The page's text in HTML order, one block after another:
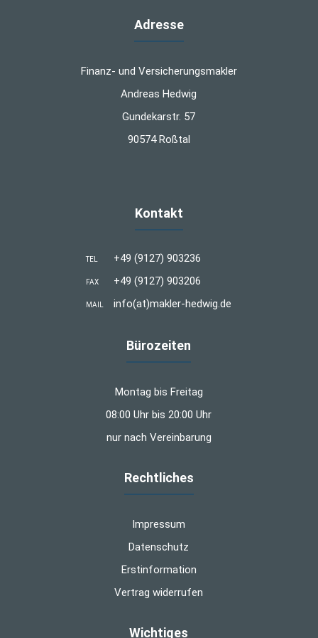
Adresse
Finanz- und Versicherungsmakler
Andreas Hedwig
Gundekarstr. 57
90574 Roßtal
Kontakt
TEL +49 (9127) 903236
FAX +49 (9127) 903206
MAIL info(at)makler-hedwig.de
Bürozeiten
Montag bis Freitag
08:00 Uhr bis 20:00 Uhr
nur nach Vereinbarung
Rechtliches
Impressum
Datenschutz
Erstinformation
Vertrag widerrufen
Wichtiges